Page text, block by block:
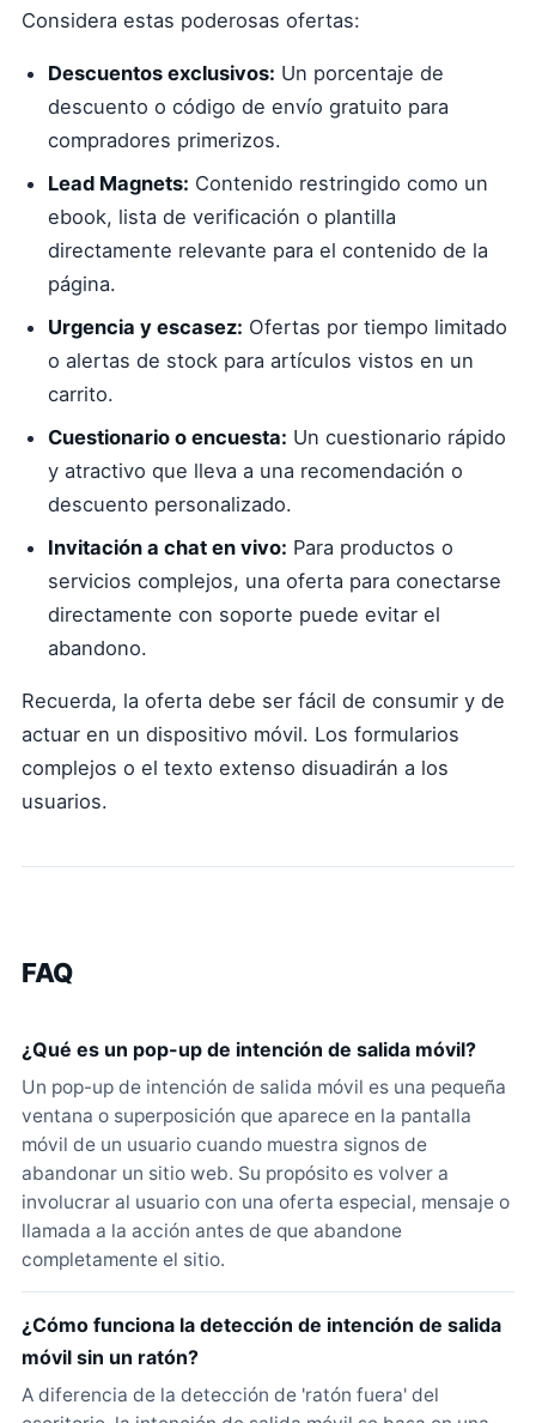
Considera estas poderosas ofertas:
Descuentos exclusivos: Un porcentaje de
descuento o código de envío gratuito para
compradores primerizos.
Lead Magnets: Contenido restringido como un
ebook, lista de verificación o plantilla
directamente relevante para el contenido de la
página.
Urgencia y escasez: Ofertas por tiempo limitado
o alertas de stock para artículos vistos en un
carrito.
Cuestionario o encuesta: Un cuestionario rápido
y atractivo que lleva a una recomendación o
descuento personalizado.
Invitación a chat en vivo: Para productos o
servicios complejos, una oferta para conectarse
directamente con soporte puede evitar el
abandono.
Recuerda, la oferta debe ser fácil de consumir y de
actuar en un dispositivo móvil. Los formularios
complejos o el texto extenso disuadirán a los
usuarios.
FAQ
¿Qué es un pop-up de intención de salida móvil?
Un pop-up de intención de salida móvil es una pequeña
ventana o superposición que aparece en la pantalla
móvil de un usuario cuando muestra signos de
abandonar un sitio web. Su propósito es volver a
involucrar al usuario con una oferta especial, mensaje o
llamada a la acción antes de que abandone
completamente el sitio.
¿Cómo funciona la detección de intención de salida
móvil sin un ratón?
A diferencia de la detección de 'ratón fuera' del